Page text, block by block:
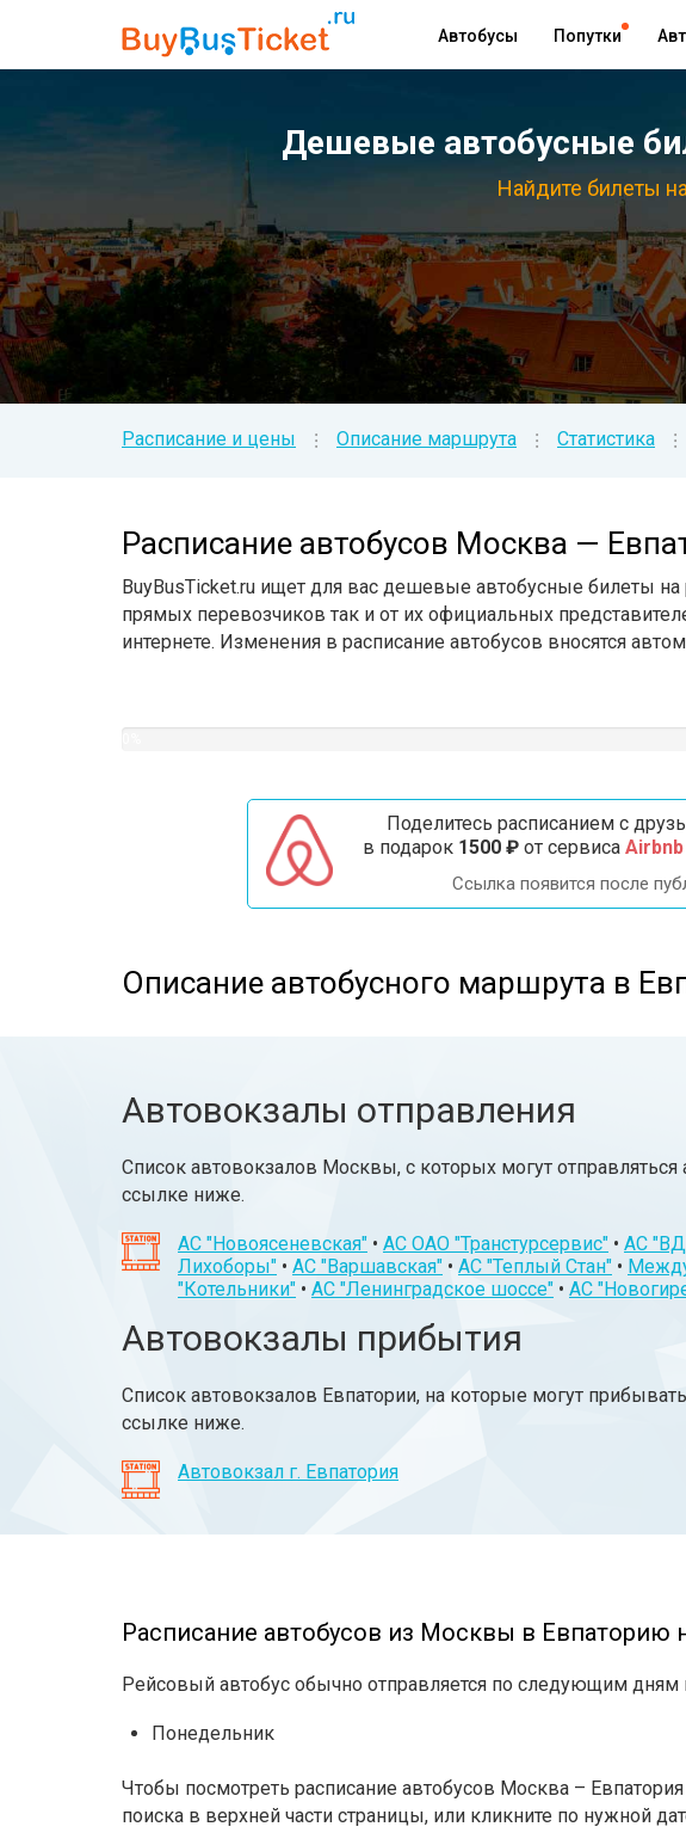
Автобусы Попутки
Дешевые автобусные
Найдите билеты
Расписание и цены ⁝ Описание маршрута ⁝ Статистика ⁝
Расписание автобусов Москва —
BuyBusTicket.ru ищет для вас дешевые автобусные билеты
прямых перевозчиков так и от их официальных
интернете. Изменения в расписание автобусов вносятся
Поделитесь расписанием с
в подарок 1500 ₽от сервиса Airbnb
Ссылка появится после
Описание автобусного маршрута в
Автовокзалы отправления
Список автовокзалов Москвы, с которых могут
ссылке ниже.
АС "Новоясеневская" • АС ОАО "Транстурсервис" • АС
Лихоборы" • АС "Варшавская" • АС "Теплый Стан" •
"Котельники" • АС "Ленинградское шоссе" • АС
Автовокзалы прибытия
Список автовокзалов Евпатории, на которые могут
ссылке ниже.
Автовокзал г. Евпатория
Расписание автобусов из Москвы в Евпаторию
Рейсовый автобус обычно отправляется по следующим дням
Понедельник
Чтобы посмотреть расписание автобусов Москва –
поиска в верхней части страницы, или кликните по нужной